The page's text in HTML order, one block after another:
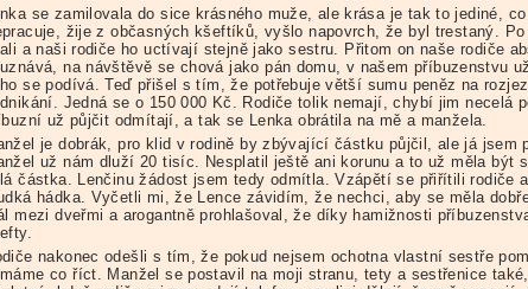
se zamilovala do sice krásného muže, ale krása je tak to jediné, co
žije z občasných kšeftíků, vyšlo napovrch, že byl trestaný.
a naši rodiče ho uctívají stejně jako sestru. Přitom on naše rodiče
na návštěvě se chová jako pán domu, v našem příbuzenstvu
se podívá. Teď přišel s tím, že potřebuje větší sumu peněz na
Jedná se o 150 000 Kč. Rodiče tolik nemají, chybí jim necelá
už půjčit odmítají, a tak se Lenka obrátila na mě a manžela.
je dobrák, pro klid v rodině by zbývající částku půjčil, ale já jsem
už nám dluží 20 tisíc. Nesplatil ještě ani korunu a to už měla být
částka. Lenčinu žádost jsem tedy odmítla. Vzápětí se přiřítili rodiče
hádka. Vyčetli mi, že Lence závidím, že nechci, aby se měla
mezi dveřmi a arogantně prohlašoval, že díky hamižnosti
nakonec odešli s tím, že pokud nejsem ochotna vlastní sestře
co říct. Manžel se postavil na moji stranu, tety a sestřenice